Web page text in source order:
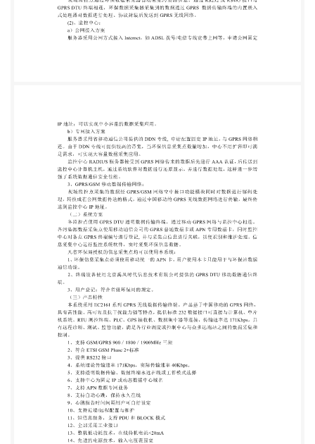
的漫游费用, GPRS 网络可按数据实际通信流量计费，
(1 分-3 分/1K 字节)，也可以按包月不 限流量收
置，远程 固件升级等。 G、系统的传输容量，扩容性
能好：环保中心站要和每一个环保信息采集点实现实
时连 接。由于环保信息采集点数量众多，系统要求能
满足突发性数据传输的需要，而 GPRS 技术 能很好地
满足传输突发性数据的需要；由于系统采用成熟的
TCP/IP 通信架构，具备良好的 扩展性能，一个监控
中心可轻松支持几千个现场采集点的通信接入。 H、
GPRS 传输功耗小，适合野外供电环境：虽然与远在
千里的数据中心进行双向通信， GPRS 数传设备在工
作时却只需与附近的移动基站通信即可,其整体功耗与
一台普通 GSM 手 机相当, 平均功耗仅为 200 毫瓦左
右，比传统数传电台小得多。因此 GPRS 传输方式非
常适 合在野外使用太阳能供电或蓄电池供电的场合下
使用。 3、解决方案介绍 由于 GPRS 通信是基于 IP 地
址的数据分组通信网络，因此监测中心计算机需要一